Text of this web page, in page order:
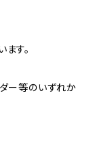
す。
ー等のいずれか